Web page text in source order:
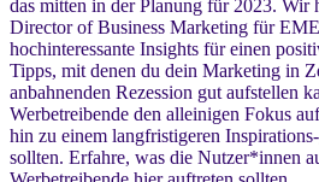
das mitten in der Planung für 2023. Wir
Director of Business Marketing für
hochinteressante Insights für einen
Tipps, mit denen du dein Marketing in
anbahnenden Rezession gut aufstellen
Werbetreibende den alleinigen Fokus
hin zu einem langfristigeren
sollten. Erfahre, was die Nutzer*innen